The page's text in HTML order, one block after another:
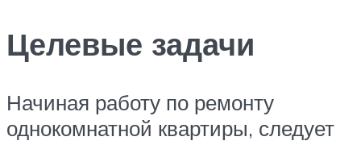
Целевые задачи
Начиная работу по ремонту
однокомнатной квартиры, следует